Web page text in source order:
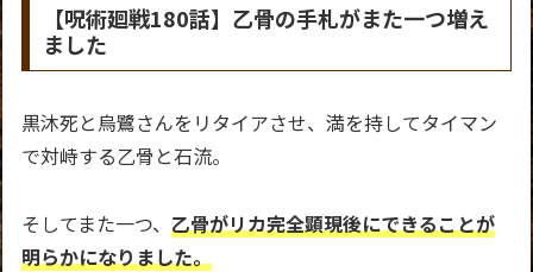
【呪術廻戦180話】乙骨の手札がまた一つ増え
ました
黒沐死と烏鷺さんをリタイアさせ、満を持してタイマン
で対峙する乙骨と石流。
そしてまた一つ、 乙骨がリカ完全顕現後にできることが
明らかになりました。